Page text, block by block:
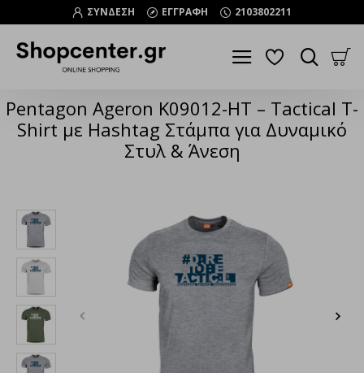
ΣΥΝΔΕΣΗ ΕΓΓΡΑΦΗ 2103802211
Pentagon Ageron K09012-HT – Tactical T-
Shirt με Hashtag Στάμπα για Δυναμικό
Στυλ & Άνεση